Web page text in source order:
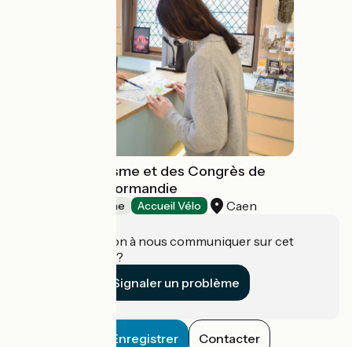
Office de Tourisme et des Congrès de
Caen la mer - Normandie
Offices de Tourisme Accueil Vélo Caen
Une information à nous communiquer sur cet
établissement ?
Signaler un problème
Enregistrer Contacter